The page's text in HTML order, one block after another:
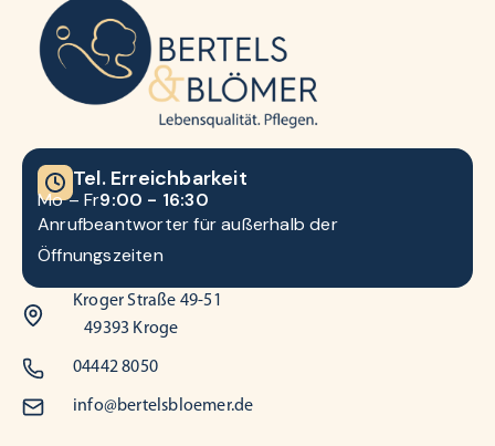
Tel. Erreichbarkeit
Mo – Fr9:00 - 16:30
Anrufbeantworter für außerhalb der
Öffnungszeiten
Kroger Straße 49-51
49393 Kroge
04442 8050
info@bertelsbloemer.de